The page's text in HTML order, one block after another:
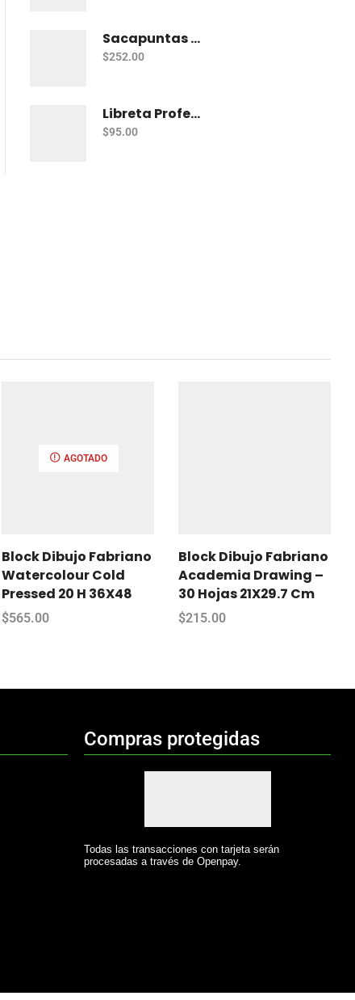
Sacapuntas Kores Kolorito Lapiz 1 Orif C/20
$252.00
Libreta Profesional De Espiral Printaform Arcoiris Pastel 100 H Ry
$95.00
AGOTADO
Block Dibujo Fabriano
Watercolour Cold
Pressed 20 H 36X48
$565.00
Block Dibujo Fabriano
Academia Drawing –
30 Hojas 21X29.7 Cm
$215.00
Compras protegidas
Todas las transacciones con tarjeta serán
procesadas a través de Openpay.